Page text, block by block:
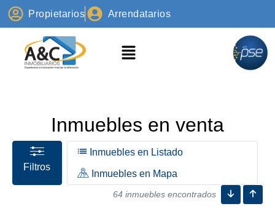
Propietarios Arrendatarios
Inmuebles en venta
Filtros
Inmuebles en Listado
Inmuebles en Mapa
64 inmuebles encontrados